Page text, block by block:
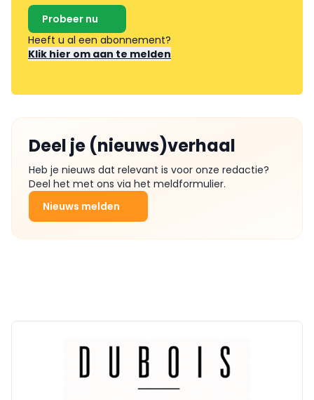
Probeer nu
Heeft u al een abonnement?
Klik hier om aan te melden
Deel je (nieuws)verhaal
Heb je nieuws dat relevant is voor onze redactie?
Deel het met ons via het meldformulier.
Nieuws melden